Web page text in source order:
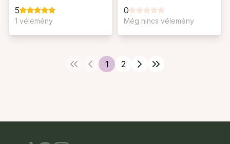
5
1 vélemény
0
Még nincs vélemény
1 2